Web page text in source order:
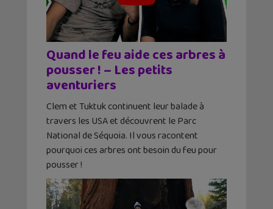
Quand le feu aide ces arbres à
pousser ! – Les petits
aventuriers
Clem et Tuktuk continuent leur balade à
travers les USA et découvrent le Parc
National de Séquoia. Il vous racontent
pourquoi ces arbres ont besoin du feu pour
pousser !